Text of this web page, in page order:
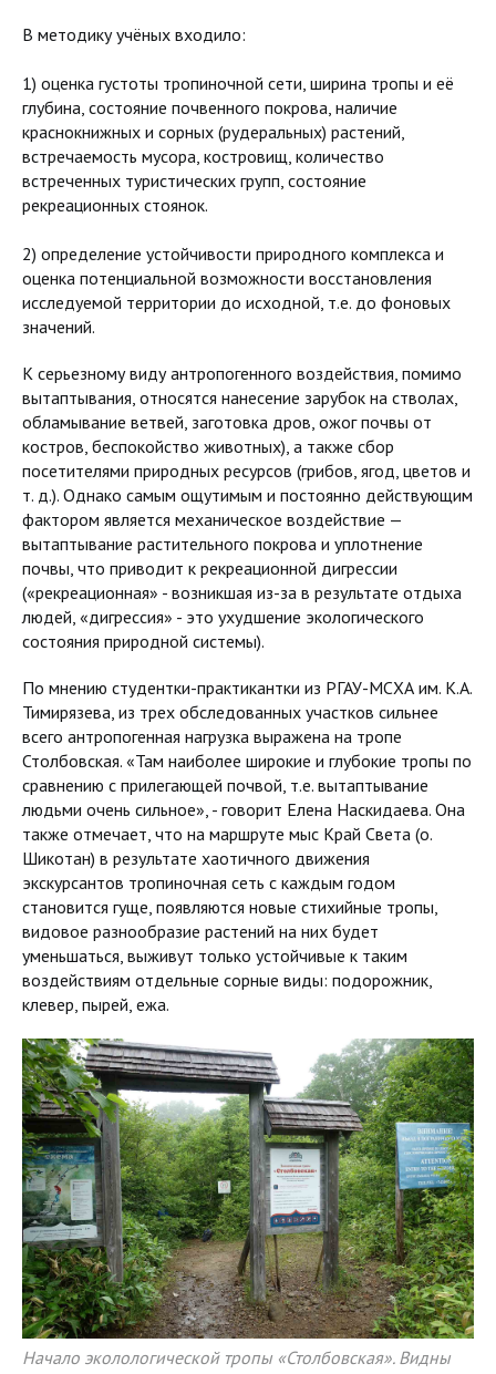
В методику учёных входило:
1) оценка густоты тропиночной сети, ширина тропы и её
глубина, состояние почвенного покрова, наличие
краснокнижных и сорных (рудеральных) растений,
встречаемость мусора, костровищ, количество
встреченных туристических групп, состояние
рекреационных стоянок.
2) определение устойчивости природного комплекса и
оценка потенциальной возможности восстановления
исследуемой территории до исходной, т.е. до фоновых
значений.
К серьезному виду антропогенного воздействия, помимо
вытаптывания, относятся нанесение зарубок на стволах,
обламывание ветвей, заготовка дров, ожог почвы от
костров, беспокойство животных), а также сбор
посетителями природных ресурсов (грибов, ягод, цветов и
т. д.). Однако самым ощутимым и постоянно действующим
фактором является механическое воздействие —
вытаптывание растительного покрова и уплотнение
почвы, что приводит к рекреационной дигрессии
(«рекреационная» - возникшая из-за в результате отдыха
людей, «дигрессия» - это ухудшение экологического
состояния природной системы).
По мнению студентки-практикантки из РГАУ-МСХА им. К.А.
Тимирязева, из трех обследованных участков сильнее
всего антропогенная нагрузка выражена на тропе
Столбовская. «Там наиболее широкие и глубокие тропы по
сравнению с прилегающей почвой, т.е. вытаптывание
людьми очень сильное», - говорит Елена Наскидаева. Она
также отмечает, что на маршруте мыс Край Света (о.
Шикотан) в результате хаотичного движения
экскурсантов тропиночная сеть с каждым годом
становится гуще, появляются новые стихийные тропы,
видовое разнообразие растений на них будет
уменьшаться, выживут только устойчивые к таким
воздействиям отдельные сорные виды: подорожник,
клевер, пырей, ежа.
Начало эколологической тропы «Столбовская». Видны